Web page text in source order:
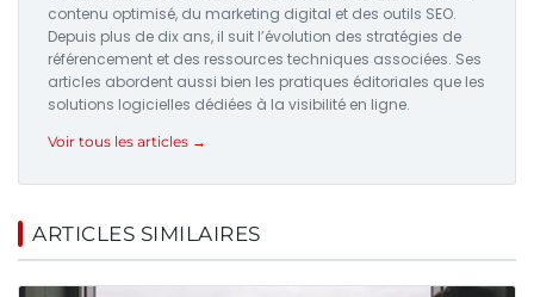
contenu optimisé, du marketing digital et des outils SEO.
Depuis plus de dix ans, il suit l’évolution des stratégies de
référencement et des ressources techniques associées. Ses
articles abordent aussi bien les pratiques éditoriales que les
solutions logicielles dédiées à la visibilité en ligne.
Voir tous les articles →
ARTICLES SIMILAIRES